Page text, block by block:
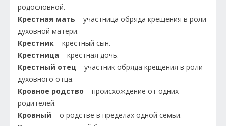
родословной.
Крестная мать – участница обряда крещения в роли
духовной матери.
Крестник – крестный сын.
Крестница – крестная дочь.
Крестный отец – участник обряда крещения в роли
духовного отца.
Кровное родство – происхождение от одних
родителей.
Кровный – о родстве в пределах одной семьи.